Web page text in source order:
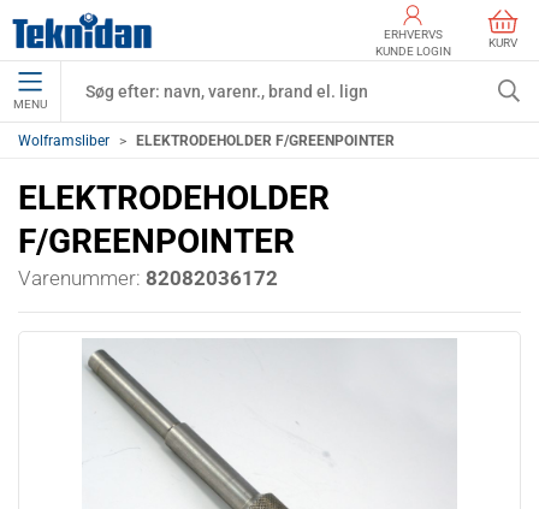
ERHVERVS
KUNDE LOGIN
KURV
MENU
Wolframsliber ELEKTRODEHOLDER F/GREENPOINTER
ELEKTRODEHOLDER
F/GREENPOINTER
Varenummer: 82082036172